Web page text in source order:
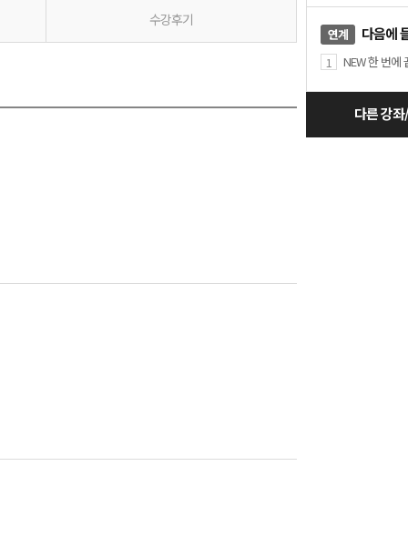
연계 다음에
1 NEW 한 번에
다른 강
수강후기